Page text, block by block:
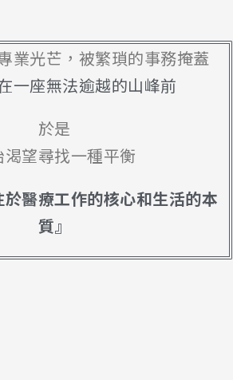
業光芒，被繁瑣的事務掩蓋
一座無法逾越的山峰前
於是
渴望尋找一種平衡
於醫療工作的核心和生活的本
質』